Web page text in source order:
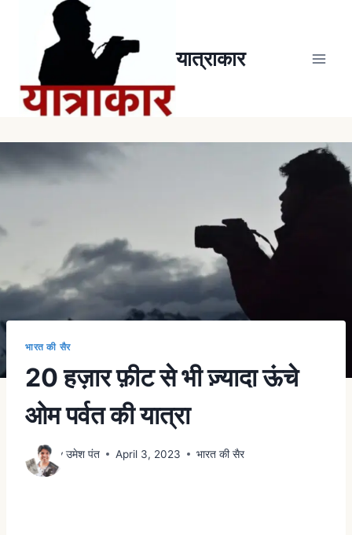
यात्राकार
भारत की सैर
20 हज़ार फ़ीट से भी ज़्यादा ऊंचे
ओम पर्वत की यात्रा
By उमेश पंत April 3, 2023 भारत की सैर